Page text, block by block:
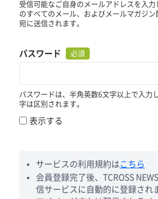
受信可能なご自身のメールアドレスを入
のすべてのメール、およびメールマガジ
宛に送信されます。
パスワード 必須
パスワードは、半角英数6文字以上で入力
字は区別されます。
表示する
サービスの利用規約は こちら
会員登録完了後、TCROSS
信サービスに自動的に登録され